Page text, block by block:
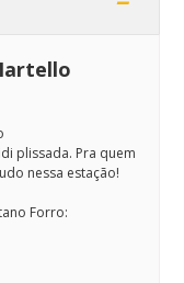
plissada. Pra quem
nessa estação!
Forro: